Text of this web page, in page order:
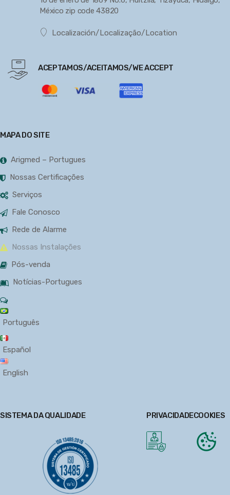
México zip code 43820
Localización/Localização/Location
ACEPTAMOS/ACEITAMOS/WE ACCEPT
MAPA DO SITE
Arigmed – Portugues
Nossas Certificações
Serviços
Fale Conosco
Rede de Alarme
Nossas Instalações
Pós-venda
Notícias-Portugues
Português
Español
English
SISTEMA DA QUALIDADE PRIVACIDADECOOKIES